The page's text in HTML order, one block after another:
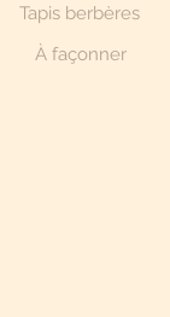
Tapis berbères
À façonner